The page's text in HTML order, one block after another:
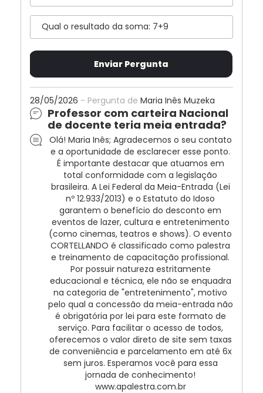
28/05/2026 - Pergunta de Maria Inês Muzeka
Professor com carteira Nacional
de docente teria meia entrada?
Olá! Maria Inês; Agradecemos o seu contato
e a oportunidade de esclarecer esse ponto.
É importante destacar que atuamos em
total conformidade com a legislação
brasileira. A Lei Federal da Meia-Entrada (Lei
nº 12.933/2013) e o Estatuto do Idoso
garantem o benefício do desconto em
eventos de lazer, cultura e entretenimento
(como cinemas, teatros e shows). O evento
CORTELLANDO é classificado como palestra
e treinamento de capacitação profissional.
Por possuir natureza estritamente
educacional e técnica, ele não se enquadra
na categoria de "entretenimento", motivo
pelo qual a concessão da meia-entrada não
é obrigatória por lei para este formato de
serviço. Para facilitar o acesso de todos,
oferecemos o valor direto de site sem taxas
de conveniência e parcelamento em até 6x
sem juros. Esperamos você para essa
jornada de conhecimento!
www.apalestra.com.br